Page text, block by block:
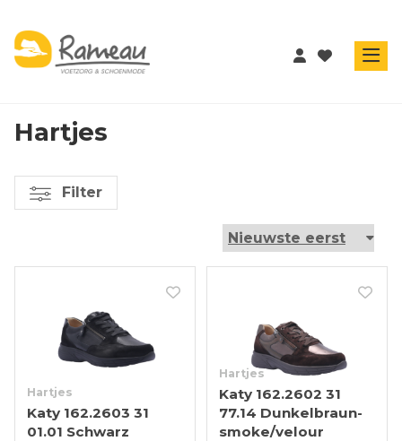
Hartjes
Filter
Hartjes
Katy 162.2603 31
01.01 Schwarz
Hartjes
Katy 162.2602 31
77.14 Dunkelbraun-
smoke/velour